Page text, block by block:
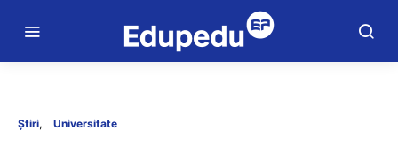
Știri Universitate